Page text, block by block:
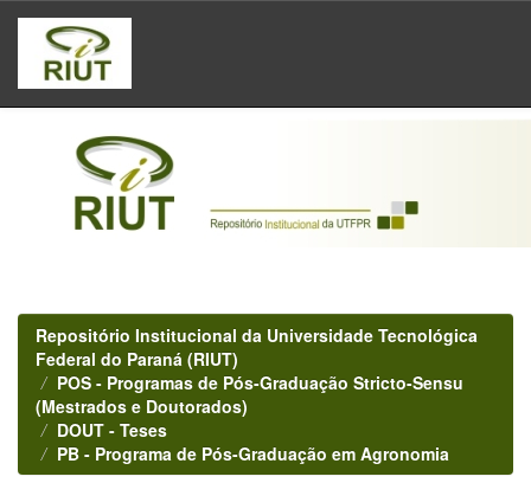
Skip
navigation
Repositório Institucional da Universidade Tecnológica
Federal do Paraná (RIUT)
POS - Programas de Pós-Graduação Stricto-Sensu
(Mestrados e Doutorados)
DOUT - Teses
PB - Programa de Pós-Graduação em Agronomia